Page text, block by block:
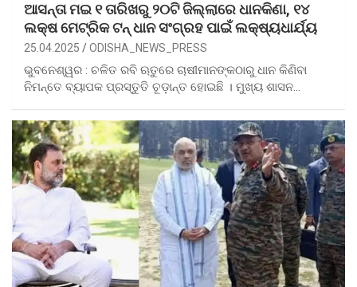
ଆସନ୍ତା ମଇ ୧ ତାରିଖରୁ ୨୦ଟି ଜିଲ୍ଲାରେ ଧାନକିଣା, ୧୪
ଲକ୍ଷ ମେଟ୍ରିକ ଟନ୍‌ ଧାନ ସଂଗ୍ରହ ପାଇଁ ଲକ୍ଷ୍ୟଧାର୍ଯ୍ୟ
25.04.2025 ODISHA_NEWS_PRESS
ଭୁବନେଶ୍ୱର : ଚଳିତ ରବି ଋତୁରେ ଚାଷୀମାନଙ୍କଠାରୁ ଧାନ କିଣିବା
ନିମନ୍ତେ ବ୍ୟାପକ ପ୍ରସ୍ତୁତି ଚୂଡ଼ାନ୍ତ ହୋଇଛି । ମୁଖ୍ୟ ଶାସନ…